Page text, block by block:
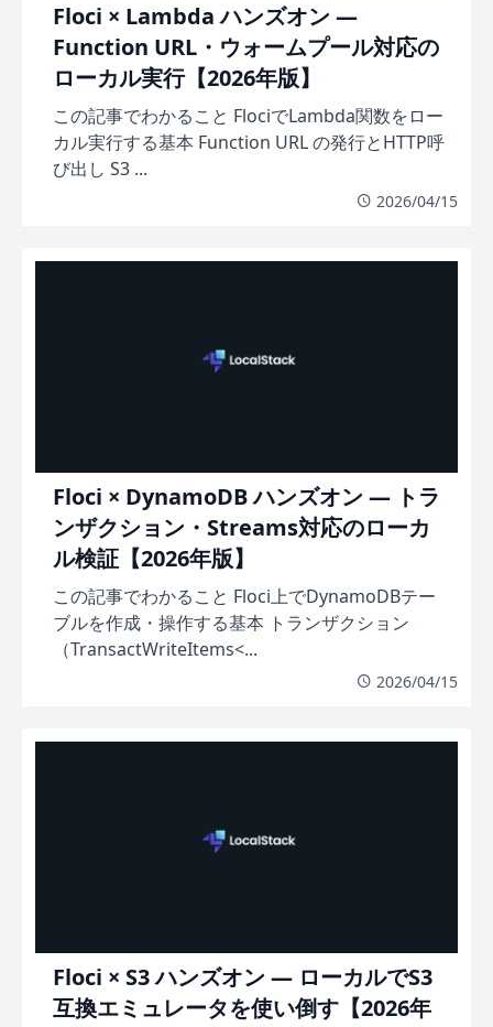
Floci × Lambda ハンズオン —
Function URL・ウォームプール対応の
ローカル実行【2026年版】
この記事でわかること FlociでLambda関数をロー
カル実行する基本 Function URL の発行とHTTP呼
び出し S3 ...
2026/04/15
Floci × DynamoDB ハンズオン — トラ
ンザクション・Streams対応のローカ
ル検証【2026年版】
この記事でわかること Floci上でDynamoDBテー
ブルを作成・操作する基本 トランザクション
（TransactWriteItems<...
2026/04/15
Floci × S3 ハンズオン — ローカルでS3
互換エミュレータを使い倒す【2026年